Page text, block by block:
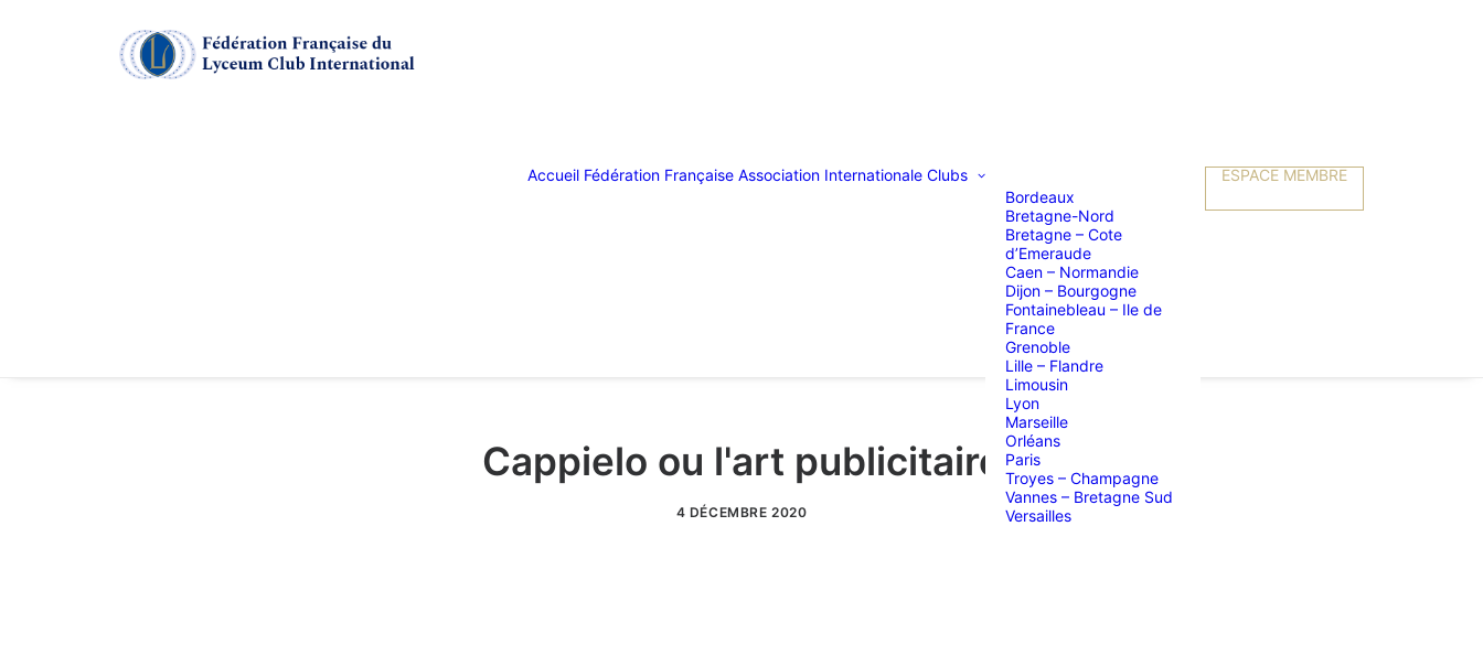
Accueil Fédération Française Association Internationale Clubs
Bordeaux
Bretagne-Nord
Bretagne – Cote
d’Emeraude
Caen – Normandie
Dijon – Bourgogne
Fontainebleau – Ile de
France
Grenoble
Lille – Flandre
Limousin
Lyon
Marseille
Orléans
Paris
Troyes – Champagne
Vannes – Bretagne Sud
Versailles
ESPACE MEMBRE
Cappielo ou l'art publicitaire
4 DÉCEMBRE 2020